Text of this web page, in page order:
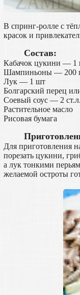
В спринг-ролле с
красок и
Состав:
Кабачок цукини — 1
Шампиньоны — 200
Лук — 1 шт
Болгарский перец
Соевый соус — 2 ст.л.
Растительное масло
Рисовая бумага
Для приготовления
порезать цукини,
а лук тонкими
желаемой остроты